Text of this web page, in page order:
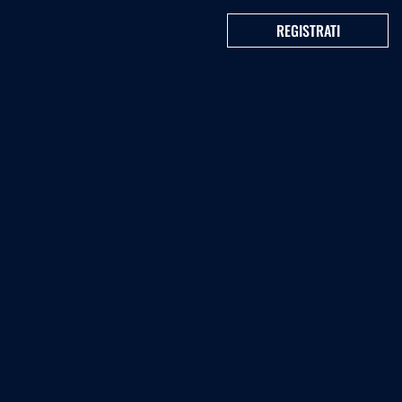
REGISTRATI